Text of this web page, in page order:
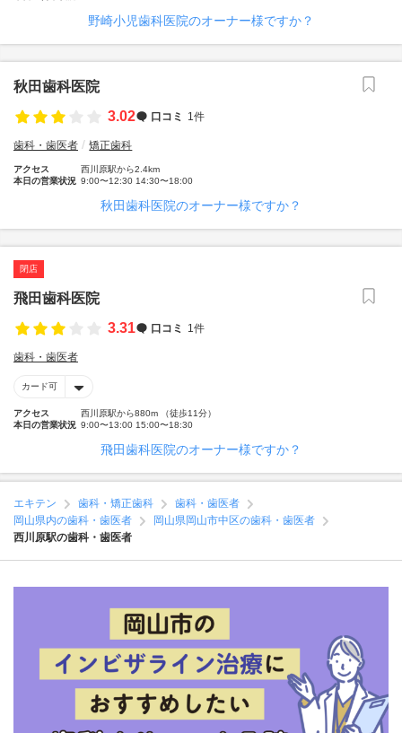
野崎小児歯科医院のオーナー様ですか？
秋田歯科医院
3.02
口コミ 1件
歯科・歯医者 矯正歯科
アクセス
西川原駅から2.4km
本日の営業状況 9:00〜12:30 14:30〜18:00
秋田歯科医院のオーナー様ですか？
閉店
飛田歯科医院
3.31
口コミ 1件
歯科・歯医者
カード可
アクセス
西川原駅から880m （徒歩11分）
本日の営業状況 9:00〜13:00 15:00〜18:30
飛田歯科医院のオーナー様ですか？
エキテン 歯科・矯正歯科
歯科・歯医者
岡山県内の歯科・歯医者
岡山県岡山市中区の歯科・歯医者
西川原駅の歯科・歯医者